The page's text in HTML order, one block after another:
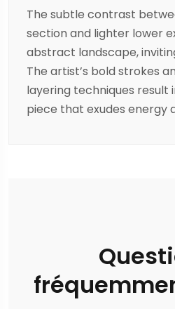
The subtle contrast
section and lighter lower
abstract landscape,
The artist’s bold strokes
layering techniques result
piece that exudes energy